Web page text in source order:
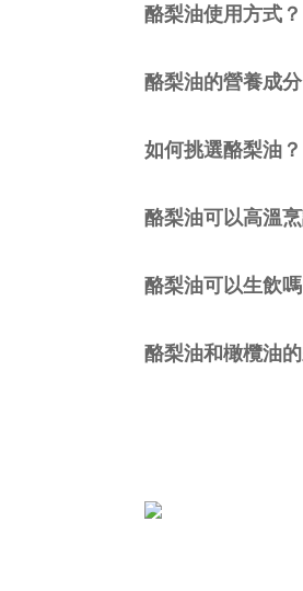
酪梨油使用方式？
酪梨油的營養成分
如何挑選酪梨油？
酪梨油可以高溫
酪梨油可以生飲嗎
酪梨油和橄欖油